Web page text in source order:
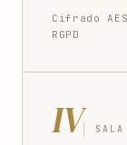
Cifrado
RGPD
IV SALA